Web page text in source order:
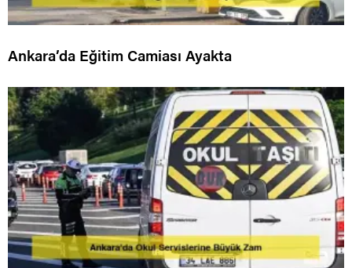
Ankara’da Eğitim Camiası Ayakta